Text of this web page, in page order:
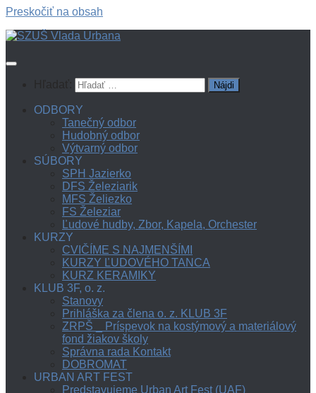
Preskočiť na obsah
ODBORY
Tanečný odbor
Hudobný odbor
Výtvarný odbor
SÚBORY
SPH Jazierko
DFS Železiarik
MFS Želiezko
FS Železiar
Ľudové hudby, Zbor, Kapela, Orchester
KURZY
CVIČÍME S NAJMENŠÍMI
KURZY ĽUDOVÉHO TANCA
KURZ KERAMIKY
KLUB 3F, o. z.
Stanovy
Prihláška za člena o. z. KLUB 3F
ZRPŠ _ Príspevok na kostýmový a materiálový
fond žiakov školy
Správna rada Kontakt
DOBROMAT
URBAN ART FEST
Predstavujeme Urban Art Fest (UAF)